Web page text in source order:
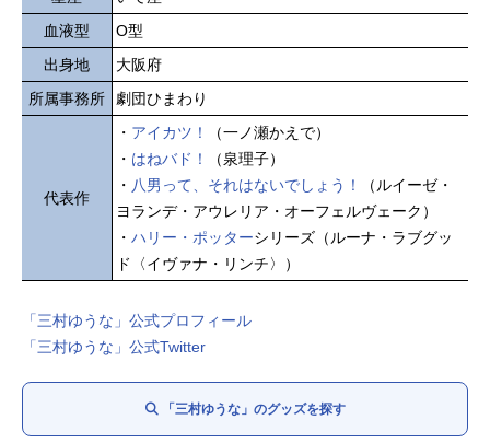
血液型
O型
出身地
大阪府
所属事務所
劇団ひまわり
代表作
・ アイカツ！
（一ノ瀬かえで）
・ はねバド！
（泉理子）
・ 八男って、それはないでしょう！
（ルイーゼ・
ヨランデ・アウレリア・オーフェルヴェーク）
・ ハリー・ポッターシリーズ（ルーナ・ラブグッ
ド〈イヴァナ・リンチ〉）
「三村ゆうな」公式プロフィール
「三村ゆうな」公式Twitter
「三村ゆうな」のグッズを探す